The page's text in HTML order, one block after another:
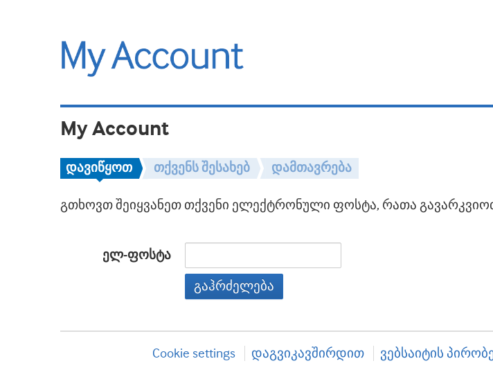
My Account
დავიწყოთ თქვენს შესახებ დამთავრება
გთხოვთ შეიყვანეთ თქვენი ელექტრონული ფოსტა, რათა
ელ-ფოსტა
გაჰრძელება
Cookie settings დაგვიკავშირდით ვებსაიტის